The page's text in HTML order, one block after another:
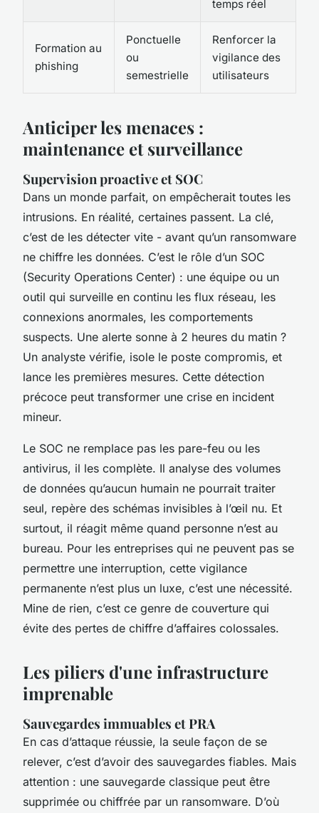
temps réel
Formation au
phishing
Ponctuelle
ou
semestrielle
Renforcer la
vigilance des
utilisateurs
Anticiper les menaces :
maintenance et surveillance
Supervision proactive et SOC
Dans un monde parfait, on empêcherait toutes les
intrusions. En réalité, certaines passent. La clé,
c’est de les détecter vite - avant qu’un ransomware
ne chiffre les données. C’est le rôle d’un SOC
(Security Operations Center) : une équipe ou un
outil qui surveille en continu les flux réseau, les
connexions anormales, les comportements
suspects. Une alerte sonne à 2 heures du matin ?
Un analyste vérifie, isole le poste compromis, et
lance les premières mesures. Cette détection
précoce peut transformer une crise en incident
mineur.
Le SOC ne remplace pas les pare-feu ou les
antivirus, il les complète. Il analyse des volumes
de données qu’aucun humain ne pourrait traiter
seul, repère des schémas invisibles à l’œil nu. Et
surtout, il réagit même quand personne n’est au
bureau. Pour les entreprises qui ne peuvent pas se
permettre une interruption, cette vigilance
permanente n’est plus un luxe, c’est une nécessité.
Mine de rien, c’est ce genre de couverture qui
évite des pertes de chiffre d’affaires colossales.
Les piliers d'une infrastructure
imprenable
Sauvegardes immuables et PRA
En cas d’attaque réussie, la seule façon de se
relever, c’est d’avoir des sauvegardes fiables. Mais
attention : une sauvegarde classique peut être
supprimée ou chiffrée par un ransomware. D’où